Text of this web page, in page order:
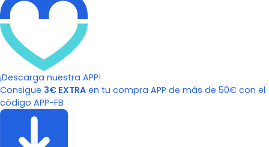
¡Descarga nuestra APP!
Consigue 3€ EXTRA en tu compra APP de más de 50€ con el
código APP-FB